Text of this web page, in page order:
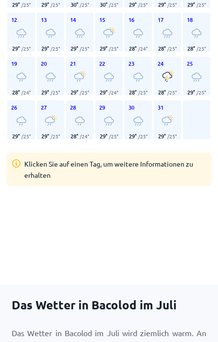
29° /25° 29° /25° 30° /25° 30° /25° 29° /25° 29° /25° 29° /25°
12
29° /25°
13
29° /25°
14
29° /25°
15
29° /25°
16
28° /24°
17
28° /25°
18
28° /25°
19
28° /24°
20
29° /25°
21
29° /25°
22
29° /24°
23
28° /25°
24
28° /25°
25
29° /25°
26
29° /25°
27
29° /25°
28
28° /24°
29
29° /25°
30
29° /25°
31
29° /25°
Klicken Sie auf einen Tag, um weitere Informationen zu
erhalten
Das Wetter in Bacolod im Juli
Das Wetter in Bacolod im Juli wird ziemlich warm. An